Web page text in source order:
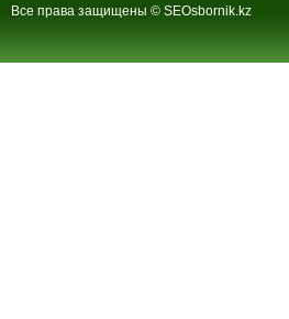
Все права защищены © SEOsbornik.kz